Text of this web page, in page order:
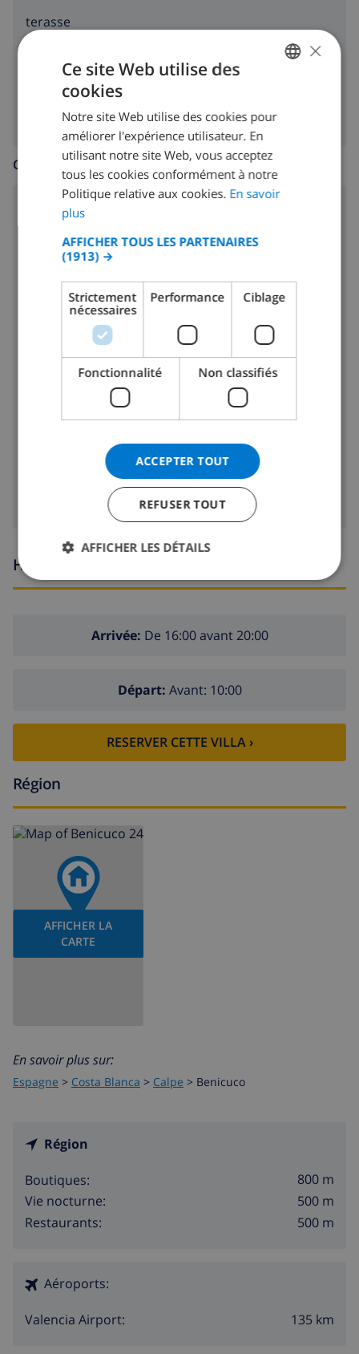
terasse
barbecue
CUISINE
cuisinière à 4 feux
réfrigérateur
congélateur
Heures d'arrivée et de départ
Arrivée: De 16:00 avant 20:00
Départ: Avant: 10:00
RESERVER CETTE VILLA ›
Région
AFFICHER LA
CARTE
En savoir plus sur:
Espagne > Costa Blanca > Calpe > Benicuco
Région
Boutiques:
800 m
Vie nocturne:
500 m
Restaurants:
500 m
Aéroports:
Valencia Airport: 135 km
DUTCH
SPANISH
GERMAN
DANISH
×
Ce site Web utilise des
cookies
Notre site Web utilise des cookies pour
améliorer l'expérience utilisateur. En
utilisant notre site Web, vous acceptez
tous les cookies conformément à notre
Politique relative aux cookies. En savoir
plus
AFFICHER TOUS LES PARTENAIRES
(1913) →
Strictement
nécessaires
Performance Ciblage
Fonctionnalité Non classifiés
ACCEPTER TOUT
REFUSER TOUT
AFFICHER LES DÉTAILS